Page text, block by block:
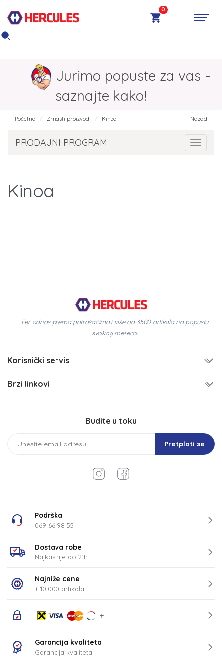
0
Jurimo popuste za vas -
saznajte kako!
Početna Zrnasti proizvodi Kinoa ← Nazad
Toggle
PRODAJNI PROGRAM
Kinoa
Fer odnos prema potrošačima i više od 3500 artikala na popustu
svakog meseca.
Korisnički servis
Brzi linkovi
Budite u toku
Pretplati se
Podrška
069 66 98 55
Dostava robe
Najkasnije do 21h
Najniže cene
+ 10.000 artikala
Garancija kvaliteta
Garancija kvaliteta